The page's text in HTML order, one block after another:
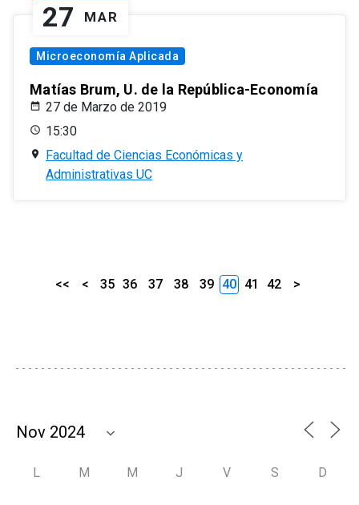
27 MAR
Microeconomía Aplicada
Matías Brum, U. de la República-Economía
27 de Marzo de 2019
15:30
Facultad de Ciencias Económicas y
Administrativas UC
<< < 35 36 37 38 39 40 41 42 >
L M M J V S D